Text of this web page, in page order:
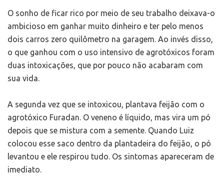
O sonho de ficar rico por meio de seu trabalho deixava-o
ambicioso em ganhar muito dinheiro e ter pelo menos
dois carros zero quilômetro na garagem. Ao invés disso,
o que ganhou com o uso intensivo de agrotóxicos foram
duas intoxicações, que por pouco não acabaram com
sua vida.
A segunda vez que se intoxicou, plantava feijão com o
agrotóxico Furadan. O veneno é líquido, mas vira um pó
depois que se mistura com a semente. Quando Luiz
colocou esse saco dentro da plantadeira do feijão, o pó
levantou e ele respirou tudo. Os sintomas apareceram de
imediato.